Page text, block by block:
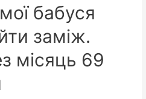
бабуся
заміж.
місяць 69